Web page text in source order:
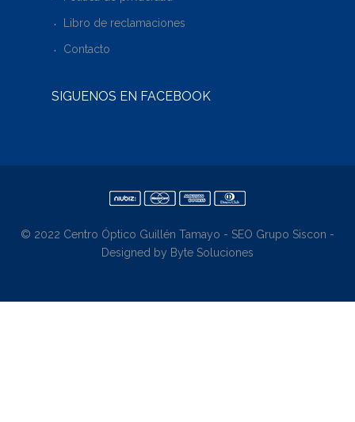
Libro de reclamaciones
Contacto
SÍGUENOS EN FACEBOOK
© 2022 Centro Óptico Guillén Tamayo - SEO Grupo Siscon -
Designed by Byte Soluciones